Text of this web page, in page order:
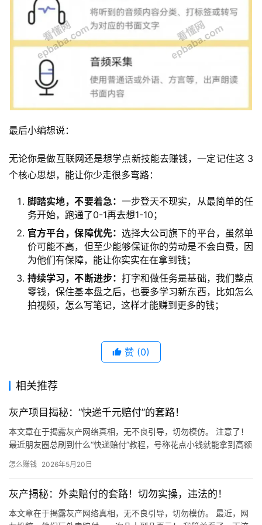
最后小编想说：
无论你是做互联网还是想学点新技能去赚钱，一定记住这 3
个核心思想，能让你少走很多弯路：
脚踏实地，不要着急： 一步登天不现实，从最简单的任
务开始，跑通了0-1再去想1-10；
官方平台，保障优先： 选择大公司旗下的平台，虽然单
价可能不高，但至少能够保证你的劳动是不会白费，因
为他们有保障，能让你实实在在拿到钱；
持续学习，不断进步： 打字和做任务是基础，我们整点
零钱，保住基本盘之后，也要多学习新东西，比如怎么
拍视频，怎么写笔记，这样才能赚到更多的钱；
赞 (0)
相关推荐
灰产项目揭秘：“快递千元赔付”的套路！
本文章在于揭露灰产网络真相，无不良引导，切勿模仿。 注意了！
最近朋友圈总刷到什么“快递赔付”教程，号称花点小钱就能拿到高额
怎么赚钱 2026年5月20日
灰产揭秘：外卖赔付的套路！切勿实操，违法的！
本文章在于揭露灰产网络真相，无不良引导，切勿模仿。 最近，网